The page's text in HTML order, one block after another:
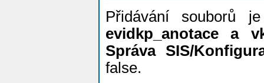
Přidávání souborů
evidkp_anotace a
Správa SIS/
false.